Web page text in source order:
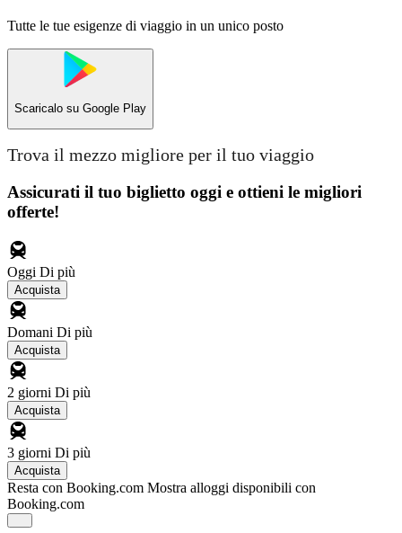
Tutte le tue esigenze di viaggio in un unico posto
Scaricalo su Google Play
Trova il mezzo migliore per il tuo viaggio
Assicurati il ​​tuo biglietto oggi e ottieni le migliori
offerte!
Oggi Di più
Acquista
Domani Di più
Acquista
2 giorni Di più
Acquista
3 giorni Di più
Acquista
Resta con Booking.com Mostra alloggi disponibili con
Booking.com